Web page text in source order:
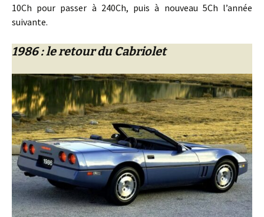
10Ch pour passer à 240Ch, puis à nouveau 5Ch l’année
suivante.
1986 : le retour du Cabriolet